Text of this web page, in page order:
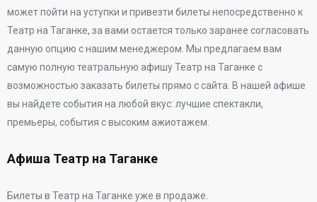
может пойти на уступки и привезти билеты непосредственно к
Театр на Таганке, за вами остается только заранее согласовать
данную опцию с нашим менеджером. Мы предлагаем вам
самую полную театральную афишу Театр на Таганке с
возможностью заказать билеты прямо с сайта. В нашей афише
вы найдете события на любой вкус: лучшие спектакли,
премьеры, события с высоким ажиотажем.
Афиша Театр на Таганке
Билеты в Театр на Таганке уже в продаже.